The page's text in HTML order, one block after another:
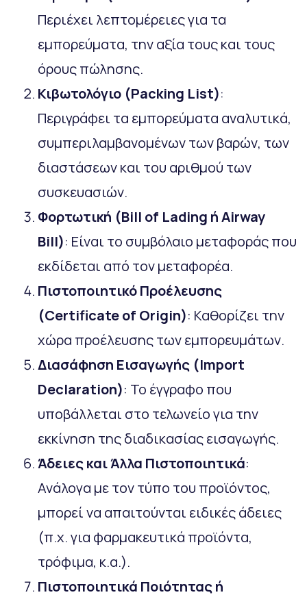
Περιέχει λεπτομέρειες για τα
εμπορεύματα, την αξία τους και τους
όρους πώλησης.
Κιβωτολόγιο (Packing List):
Περιγράφει τα εμπορεύματα αναλυτικά,
συμπεριλαμβανομένων των βαρών, των
διαστάσεων και του αριθμού των
συσκευασιών.
Φορτωτική (Bill of Lading ή Airway
Bill): Είναι το συμβόλαιο μεταφοράς που
εκδίδεται από τον μεταφορέα.
Πιστοποιητικό Προέλευσης
(Certificateof Origin): Καθορίζει την
χώρα προέλευσης των εμπορευμάτων.
Διασάφηση Εισαγωγής (Import
Declaration): Το έγγραφο που
υποβάλλεται στο τελωνείο για την
εκκίνηση της διαδικασίας εισαγωγής.
Άδειες και Άλλα Πιστοποιητικά:
Ανάλογα με τον τύπο του προϊόντος,
μπορεί να απαιτούνται ειδικές άδειες
(π.χ. για φαρμακευτικά προϊόντα,
τρόφιμα, κ.α.).
Πιστοποιητικά Ποιότητας ή